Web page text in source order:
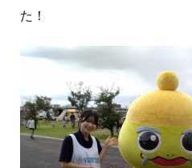
た！